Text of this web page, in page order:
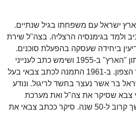
ישראל עם משפחתו בגיל שנתיים.
ולמד בגימנסיה הרצליה. בצה"ל שירת
ביחידה שעסקה בהפעלת סוכנים.
הוא הצטרף למערכת עיתון "הארץ" ב-1955 ושימש כתב לענייני
כלכלה וחברה וכתב אזור הצפון. ב-1961 התמנה לכתב צבאי בעל
בר אשר נעצר בחשד לריגול. ונודע
צבא שסיקר את צה"ל ואת מערכת
הביטחון הישראלית במשך קרוב ל-50 שנה. סיקר ככתב צבאי את